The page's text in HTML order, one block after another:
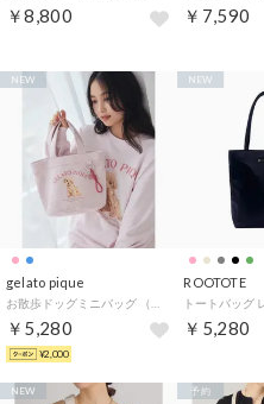
￥8,800 ￥7,590
gelato pique
￥5,280
NEW
¥2,000
ROOTOTE
￥5,280
NEW
NEW 予約